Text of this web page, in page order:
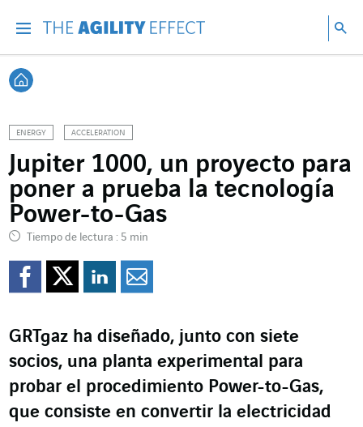
Volver a Inicio
ENERGY ACCELERATION
Jupiter 1000, un proyecto para
poner a prueba la tecnología
Power-to-Gas
Tiempo de lectura : 5 min
Compartir en Facebook
Compartir en
Compartir en
GRTgaz ha diseñado, junto con siete
socios, una planta experimental para
probar el procedimiento Power-to-Gas,
que consiste en convertir la electricidad